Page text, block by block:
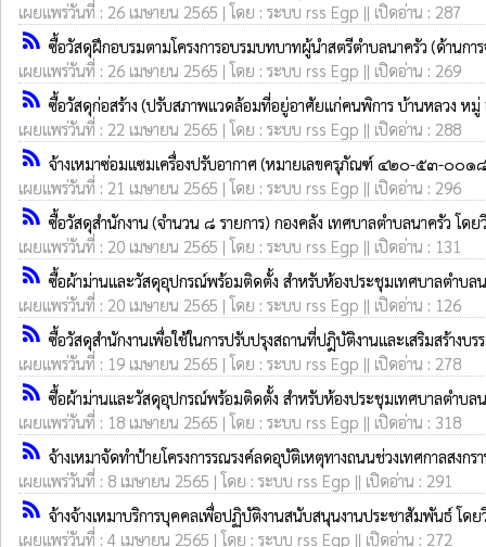
เผยแพร่วันที่ : 26 เมษายน 2565 | โดย : ระบบ rss Egp || เปิดอ่าน : 287
rss_feed ซื้อวัสดุฝึกอบรมตามโครงการอบรมบทบาทผู้นำสตรีตำบลนาครัว (ด้านก
เผยแพร่วันที่ : 26 เมษายน 2565 | โดย : ระบบ rss Egp || เปิดอ่าน : 269
rss_feed ซื้อวัสดุก่อสร้าง (ปรับสภาพแวดล้อมที่อยู่อาศัยแก่คนพิการ บ้านหลวง หมู่
เผยแพร่วันที่ : 22 เมษายน 2565 | โดย : ระบบ rss Egp || เปิดอ่าน : 288
rss_feed จ้างเหมาซ่อมแซมเครื่องปรับอากาศ (หมายเลขครุภัณฑ์ ๔๒๐-๕๓-๐๐๑
เผยแพร่วันที่ : 21 เมษายน 2565 | โดย : ระบบ rss Egp || เปิดอ่าน : 296
rss_feed ซื้อวัสดุสำนักงาน (จำนวน ๘ รายการ) กองคลัง เทศบาลตำบลนาครัว โดย
เผยแพร่วันที่ : 20 เมษายน 2565 | โดย : ระบบ rss Egp || เปิดอ่าน : 131
rss_feed ซื้อผ้าม่านและวัสดุอุปกรณ์พร้อมติดตั้ง สำหรับห้องประชุมเทศบาลตำบลน
เผยแพร่วันที่ : 20 เมษายน 2565 | โดย : ระบบ rss Egp || เปิดอ่าน : 126
rss_feed ซื้อวัสดุสำนักงานเพื่อใช้ในการปรับปรุงสถานที่ปฎิบัติงานและเสริมสร้างบ
เผยแพร่วันที่ : 19 เมษายน 2565 | โดย : ระบบ rss Egp || เปิดอ่าน : 278
rss_feed ซื้อผ้าม่านและวัสดุอุปกรณ์พร้อมติดตั้ง สำหรับห้องประชุมเทศบาลตำบลน
เผยแพร่วันที่ : 18 เมษายน 2565 | โดย : ระบบ rss Egp || เปิดอ่าน : 318
rss_feed จ้างเหมาจัดทำป้ายโครงการรณรงค์ลดอุบัติเหตุทางถนนช่วงเทศกาลสง
เผยแพร่วันที่ : 8 เมษายน 2565 | โดย : ระบบ rss Egp || เปิดอ่าน : 291
rss_feed จ้างจ้างเหมาบริการบุคคลเพื่อปฏิบัติงานสนับสนุนงานประชาสัมพันธ์ โดย
เผยแพร่วันที่ : 4 เมษายน 2565 | โดย : ระบบ rss Egp || เปิดอ่าน : 272